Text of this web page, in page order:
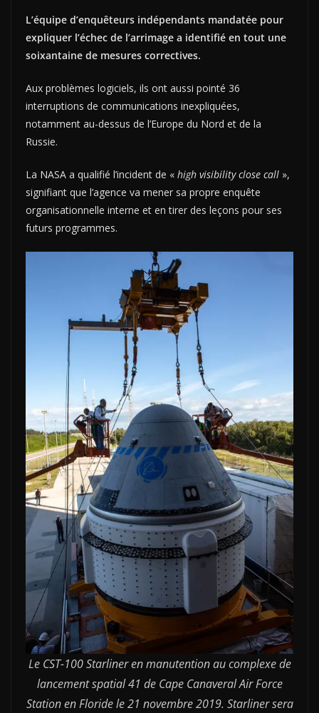
L’équipe d’enquêteurs indépendants mandatée pour
expliquer l’échec de l’arrimage a identifié en tout une
soixantaine de mesures correctives.
Aux problèmes logiciels, ils ont aussi pointé 36
interruptions de communications inexpliquées,
notamment au-dessus de l’Europe du Nord et de la
Russie.
La NASA a qualifié l’incident de « high visibility close call »,
signifiant que l’agence va mener sa propre enquête
organisationnelle interne et en tirer des leçons pour ses
futurs programmes.
Le CST-100 Starliner en manutention au complexe de
lancement spatial 41 de Cape Canaveral Air Force
Station en Floride le 21 novembre 2019. Starliner sera